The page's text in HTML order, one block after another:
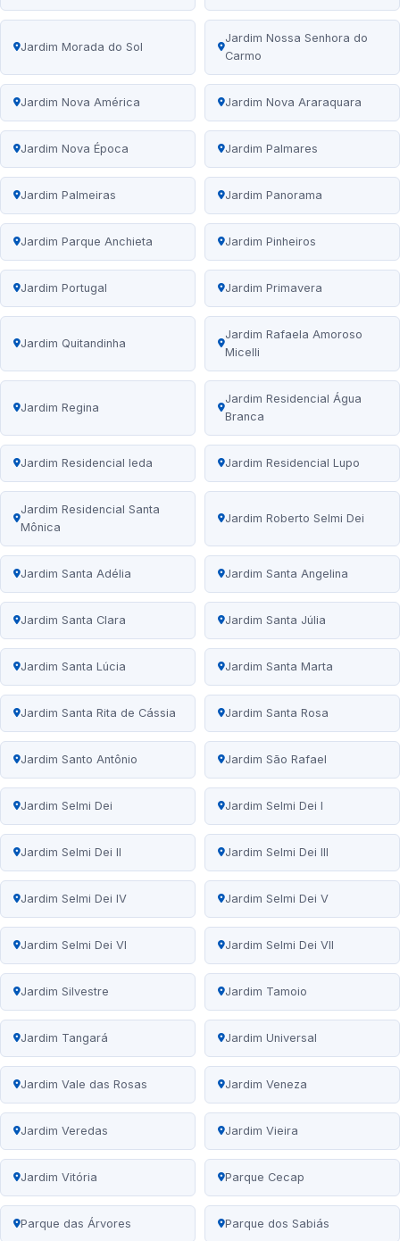
Jardim Morada do Sol
Jardim Nossa Senhora do
Carmo
Jardim Nova América Jardim Nova Araraquara
Jardim Nova Época Jardim Palmares
Jardim Palmeiras Jardim Panorama
Jardim Parque Anchieta Jardim Pinheiros
Jardim Portugal Jardim Primavera
Jardim Quitandinha
Jardim Rafaela Amoroso
Micelli
Jardim Regina
Jardim Residencial Água
Branca
Jardim Residencial Ieda Jardim Residencial Lupo
Jardim Residencial Santa
Mônica
Jardim Roberto Selmi Dei
Jardim Santa Adélia Jardim Santa Angelina
Jardim Santa Clara Jardim Santa Júlia
Jardim Santa Lúcia Jardim Santa Marta
Jardim Santa Rita de Cássia Jardim Santa Rosa
Jardim Santo Antônio Jardim São Rafael
Jardim Selmi Dei Jardim Selmi Dei I
Jardim Selmi Dei II Jardim Selmi Dei III
Jardim Selmi Dei IV Jardim Selmi Dei V
Jardim Selmi Dei VI Jardim Selmi Dei VII
Jardim Silvestre Jardim Tamoio
Jardim Tangará Jardim Universal
Jardim Vale das Rosas Jardim Veneza
Jardim Veredas Jardim Vieira
Jardim Vitória Parque Cecap
Parque das Árvores Parque dos Sabiás